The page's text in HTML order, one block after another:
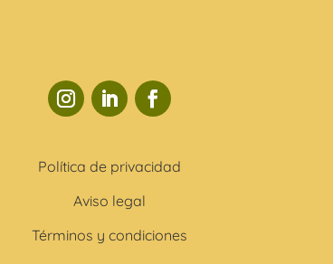
Política de privacidad
Aviso legal
Términos y condiciones